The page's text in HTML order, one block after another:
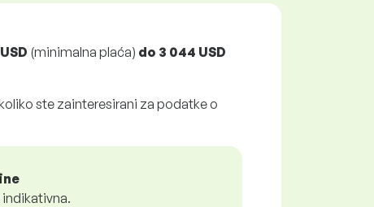
(minimalna plaća) do 3 044 USD
ste zainteresirani za podatke o